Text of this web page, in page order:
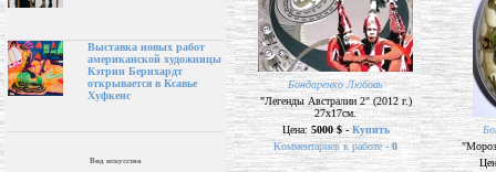
Выставка новых работ
американской художницы
Кэтрин Бернхардт
открывается в Ксавье
Хуфкенс
Вид искусства
Бондаренко Любовь
"Легенды Австралии 2" (2012 г.)
27х17см.
Цена: 5000 $ - Купить
Комментариев к работе - 0